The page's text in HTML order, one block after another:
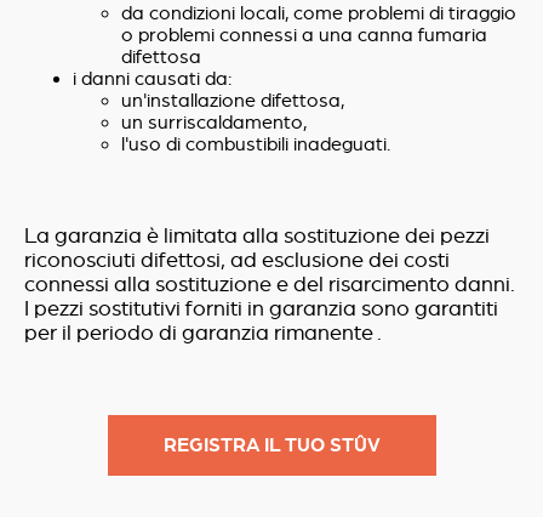
da condizioni locali, come problemi di tiraggio
o problemi connessi a una canna fumaria
difettosa
i danni causati da:
un'installazione difettosa,
un surriscaldamento,
l'uso di combustibili inadeguati.
La garanzia è limitata alla sostituzione dei pezzi
riconosciuti difettosi, ad esclusione dei costi
connessi alla sostituzione e del risarcimento danni.
I pezzi sostitutivi forniti in garanzia sono garantiti
per il periodo di garanzia rimanente .
REGISTRA IL TUO STÛV